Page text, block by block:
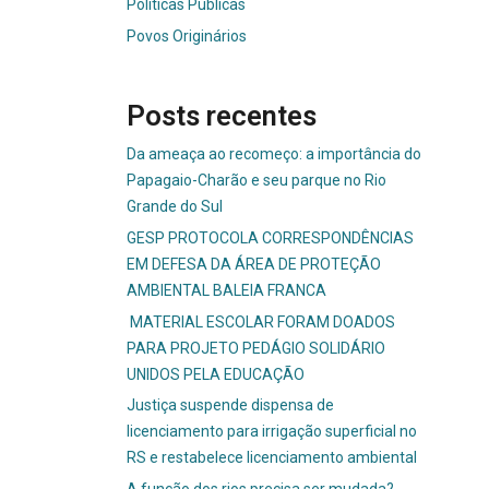
Políticas Públicas
Povos Originários
Posts recentes
Da ameaça ao recomeço: a importância do
Papagaio-Charão e seu parque no Rio
Grande do Sul
GESP PROTOCOLA CORRESPONDÊNCIAS
EM DEFESA DA ÁREA DE PROTEÇÃO
AMBIENTAL BALEIA FRANCA
MATERIAL ESCOLAR FORAM DOADOS
PARA PROJETO PEDÁGIO SOLIDÁRIO
UNIDOS PELA EDUCAÇÃO
Justiça suspende dispensa de
licenciamento para irrigação superficial no
RS e restabelece licenciamento ambiental